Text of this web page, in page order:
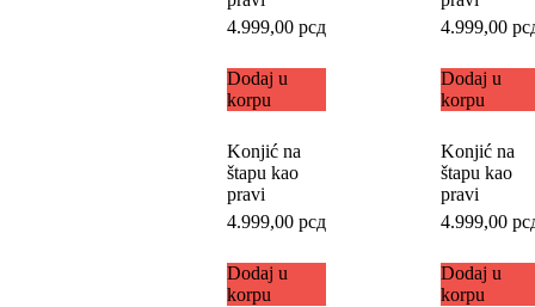
4.999,00 рсд
Dodaj u
korpu
4.999,00
Dodaj u
korpu
Konjić na
štapu kao
pravi
4.999,00 рсд
Dodaj u
korpu
Konjić na
štapu kao
pravi
4.999,00
Dodaj u
korpu